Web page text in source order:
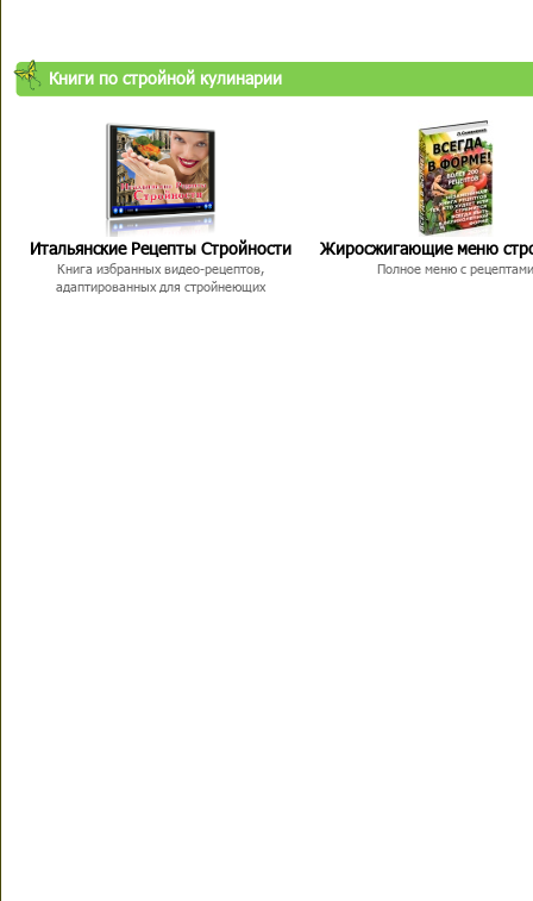
Книги по стройной кулинарии
Итальянские Рецепты Стройности
Книга избранных видео-рецептов,
адаптированных для стройнеющих
Жиросжигающие меню
Полное меню с рецептами